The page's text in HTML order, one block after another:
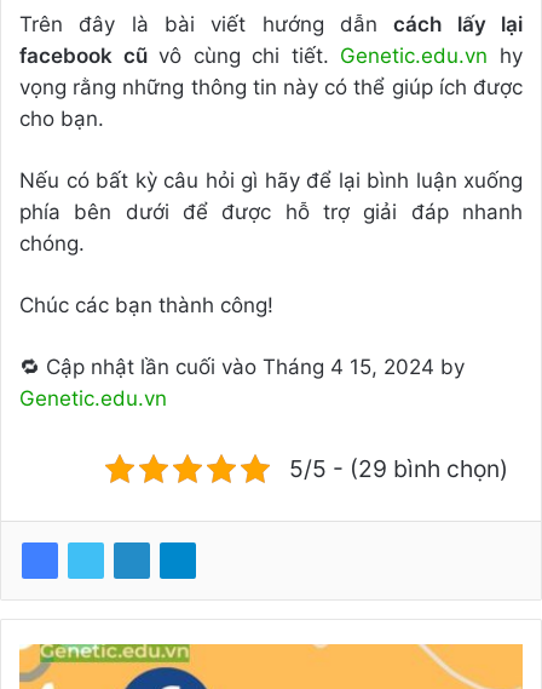
Trên đây là bài viết hướng dẫncách lấy lại
facebook cũvô cùng chi tiết. Genetic.edu.vn hy
vọng rằng những thông tin này có thể giúp ích được
cho bạn.
Nếu có bất kỳ câu hỏi gì hãy để lại bình luận xuống
phía bên dưới để được hỗ trợ giải đáp nhanh
chóng.
Chúc các bạn thành công!
🔁 Cập nhật lần cuối vào Tháng 4 15, 2024 by
Genetic.edu.vn
5/5 - (29 bình chọn)